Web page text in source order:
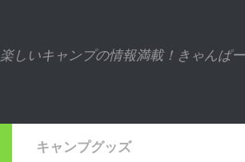
楽しいキャンプの情報満載！きゃんぱ
キャンプグッズ